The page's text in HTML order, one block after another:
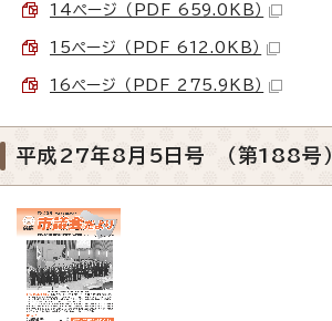
14ページ （PDF 659.0KB）
15ページ （PDF 612.0KB）
16ページ （PDF 275.9KB）
平成27年8月5日号 （第188号）